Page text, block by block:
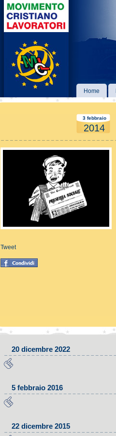
Home
3 febbraio
2014
Tweet
20 dicembre 2022
5 febbraio 2016
22 dicembre 2015